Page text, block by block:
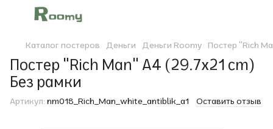
Каталог постеров Деньги Деньги Roomy Постер "Rich
Постер "Rich Man" A4 (29.7x21 cm)
Без рамки
Артикул: nm018_Rich_Man_white_antiblik_a1 Оставить отзыв